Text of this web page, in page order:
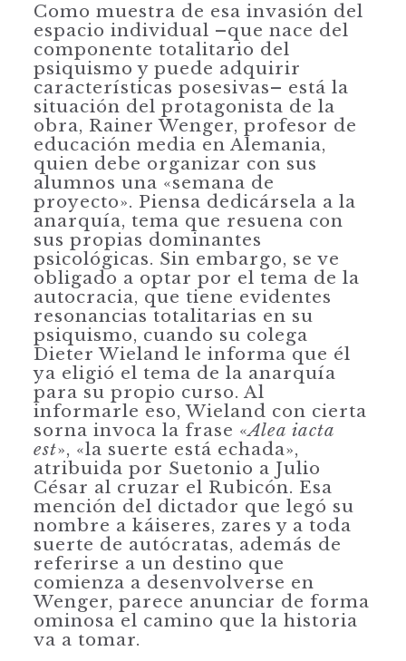
Como muestra de esa invasión del
espacio individual –que nace del
componen­te totalitario del
psiquismo y puede adquirir
características posesivas– está la
situación del protagonista de la
obra, Rainer Wenger, profesor de
educación media en Alemania,
quien debe organizar con sus
alumnos una «semana de
proyecto». Piensa dedicársela a la
anarquía, tema que resuena con
sus propias dominantes
psicológicas. Sin embargo, se ve
obligado a optar por el tema de la
autocracia, que tiene evidentes
resonancias totalitarias en su
psiquismo, cuando su colega
Dieter Wieland le informa que él
ya eligió el tema de la anarquía
para su propio curso. Al
informarle eso, Wieland con cierta
sorna invoca la frase «Alea iacta
est», «la suerte está echada»,
atribuida por Suetonio a Julio
César al cruzar el Rubicón. Esa
mención del dictador que legó su
nombre a káiseres, zares y a toda
suerte de autócratas, además de
referirse a un destino que
comienza a desenvolverse en
Wenger, parece anunciar de forma
ominosa el camino que la historia
va a tomar.